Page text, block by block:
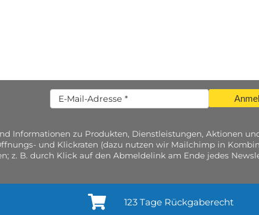
Informationen zu Produkten, Dienstleistungen, Aktionen
und Klickraten (dazu nutzen wir Mailchimp in
z. B. durch Klick auf den Abmeldelink am Ende jedes
123 Tage Rückgaberecht